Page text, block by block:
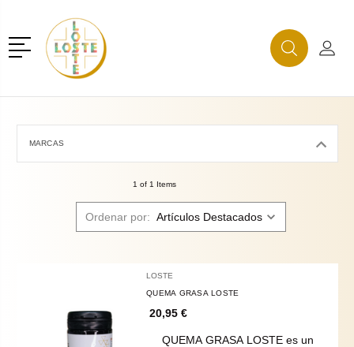
Menú
BuscarMi
MARCAS
1 of 1 Items
Ordenar por:
LOSTE
QUEMA GRASA LOSTE
20,95 €
QUEMA GRASA LOSTE es un